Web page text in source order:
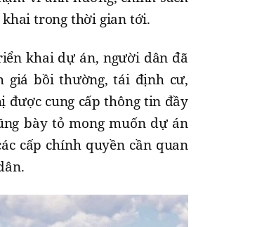
trong thời gian tới.
khai dự án, người dân đã
giá bồi thường, tái định cư,
được cung cấp thông tin đầy
bày tỏ mong muốn dự án
cấp chính quyền cần quan